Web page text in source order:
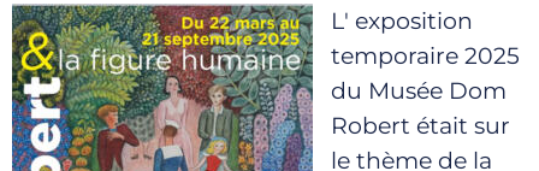
L' exposition
temporaire 2025
du Musée Dom
Robert était sur
le thème de la